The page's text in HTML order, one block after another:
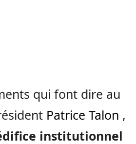
qui font dire au
Patrice Talon ,
institutionnel